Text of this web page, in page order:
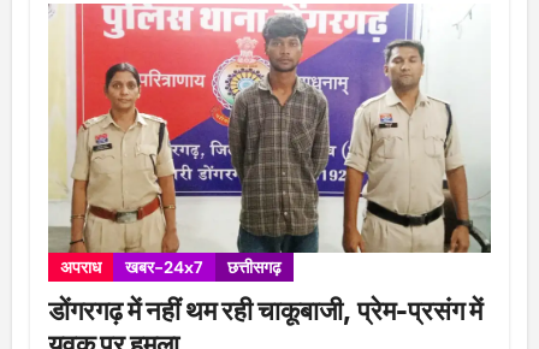
अपराध खबर-24x7 छत्तीसगढ़
डोंगरगढ़ में नहीं थम रही चाकूबाजी, प्रेम-प्रसंग में